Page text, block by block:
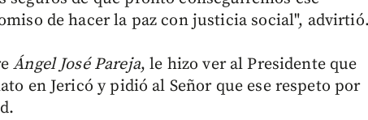
de hacer la paz con justicia social", advirtió.
Ángel José Pareja, le hizo ver al Presidente que
en Jericó y pidió al Señor que ese respeto por